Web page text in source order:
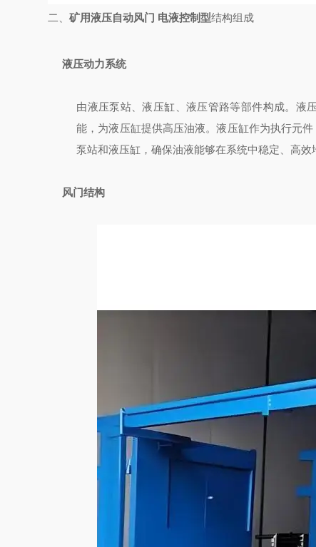
二、矿用液压自动风门 电液控制型结构组成
液压动力系统
由液压泵站、液压缸、液压管路等部件构成。液
能，为液压缸提供高压油液。液压缸作为执行元
泵站和液压缸，确保油液能够在系统中稳定、高
风门结构